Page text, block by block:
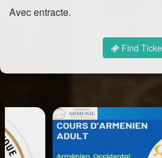
Avec entracte.
Find